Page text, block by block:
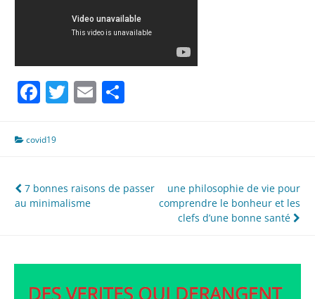
Facebook
Twitter
Email
covid19
Navigation
de
7 bonnes raisons de passer
au minimalisme
une philosophie de vie pour
comprendre le bonheur et les
clefs d’une bonne santé